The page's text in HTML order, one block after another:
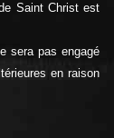
Saint Christ est
sera pas engagé
en raison